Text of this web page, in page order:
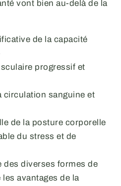
vont bien au-delà de la
de la capacité
progressif et
circulation sanguine et
de la posture corporelle
du stress et de
des diverses formes de
avantages de la